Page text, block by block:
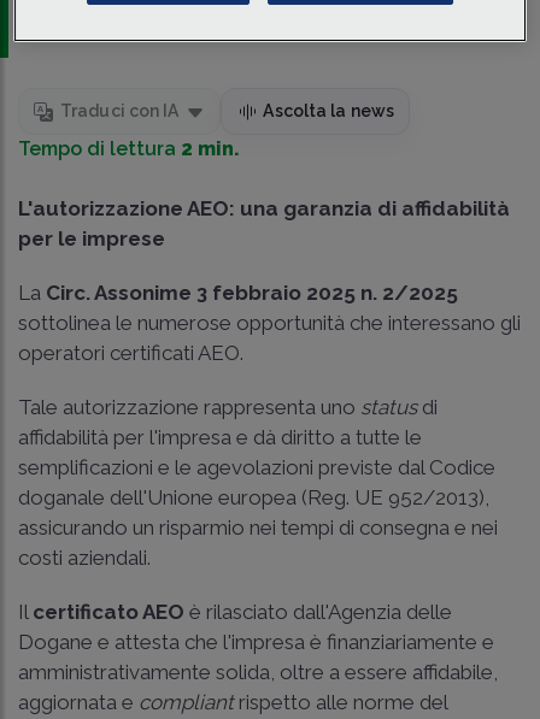
Traduci con IA Ascolta la news
Tempo di lettura 2 min.
L'autorizzazione AEO: una garanzia di affidabilità
per le imprese
La Circ. Assonime 3 febbraio 2025 n. 2/2025
sottolinea le numerose opportunità che interessano gli
operatori certificati AEO.
Tale autorizzazione rappresenta uno statusdi
affidabilità per l'impresa e dà diritto a tutte le
semplificazioni e le agevolazioni previste dal Codice
doganale dell'Unione europea (Reg. UE 952/2013),
assicurando un risparmio nei tempi di consegna e nei
costi aziendali.
Il certificato AEO è rilasciato dall'Agenzia delle
Dogane e attesta che l'impresa è finanziariamente e
amministrativamente solida, oltre a essere affidabile,
aggiornata e compliantrispetto alle norme del